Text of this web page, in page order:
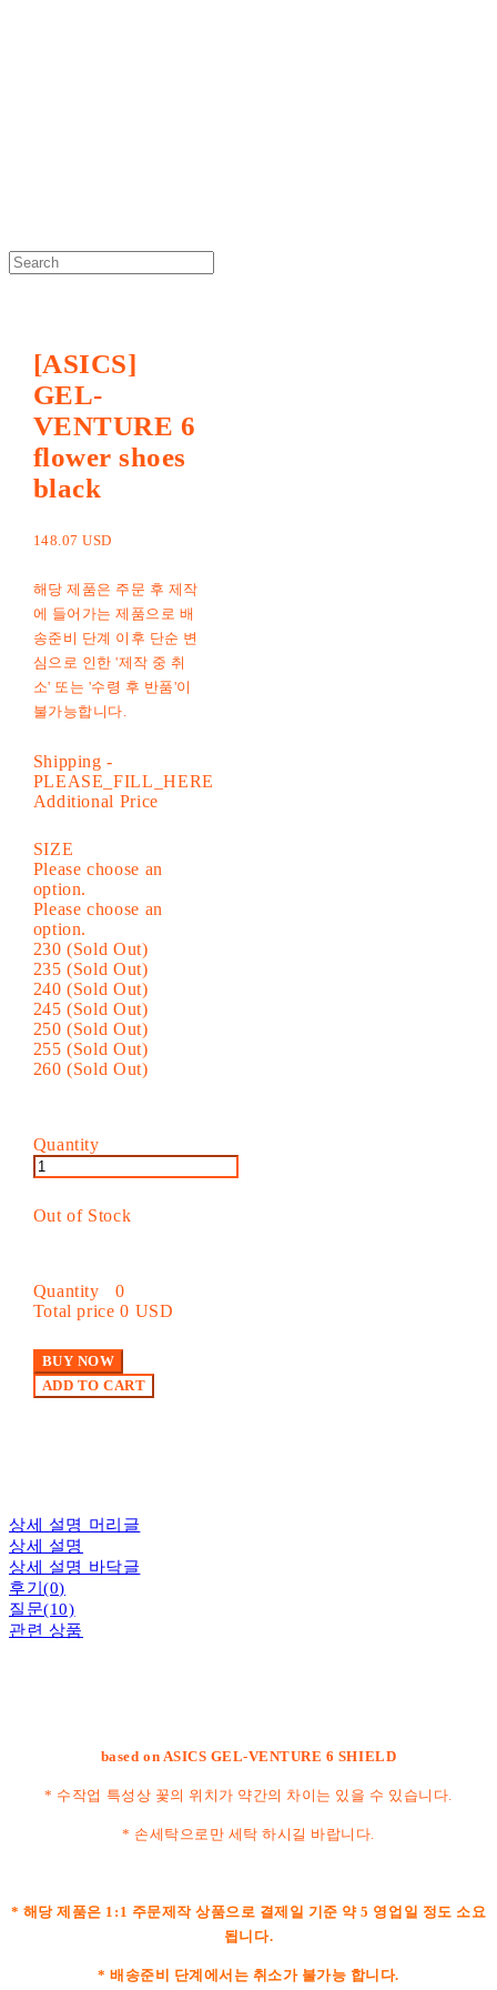
[ASICS]
GEL-
VENTURE 6
flower shoes
black
148.07 USD
해당 제품은 주문 후 제작
에 들어가는 제품으로 배
송준비 단계 이후 단순 변
심으로 인한 '제작 중 취
소' 또는 '수령 후 반품'이
불가능합니다.
Shipping-
PLEASE_FILL_HERE
Additional Price
SIZE
Please choose an
option.
Please choose an
option.
230 (Sold Out)
235 (Sold Out)
240 (Sold Out)
245 (Sold Out)
250 (Sold Out)
255 (Sold Out)
260 (Sold Out)
Quantity
Out of Stock
Quantity
0
Total price 0 USD
BUY NOW
ADD TO CART
상세 설명 머리글
상세 설명
상세 설명 바닥글
후기(0)
질문(10)
관련 상품
based on ASICS GEL-VENTURE 6 SHIELD
* 수작업 특성상 꽃의 위치가 약간의 차이는 있을 수 있습니다.
* 손세탁으로만 세탁 하시길 바랍니다.
* 해당 제품은 1:1 주문제작 상품으로 결제일 기준 약 5 영업일 정도 소요
됩니다.
* 배송준비 단계에서는 취소가 불가능 합니다.